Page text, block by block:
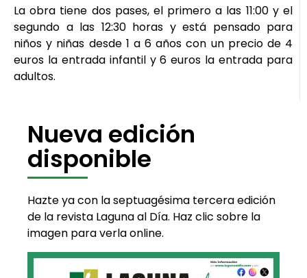
La obra tiene dos pases, el primero a las 11:00 y el
segundo a las 12:30 horas y está pensado para
niños y niñas desde 1 a 6 años con un precio de 4
euros la entrada infantil y 6 euros la entrada para
adultos.
Nueva edición
disponible
Hazte ya con la septuagésima tercera edición
de la revista Laguna al Día. Haz clic sobre la
imagen para verla online.